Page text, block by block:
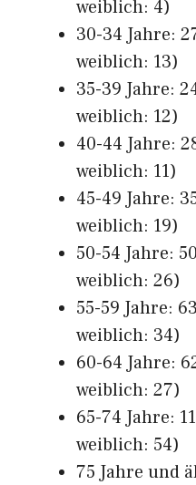
weiblich: 4)
30-34 Jahre:
weiblich: 13)
35-39 Jahre:
weiblich: 12)
40-44 Jahre:
weiblich: 11)
45-49 Jahre:
weiblich: 19)
50-54 Jahre:
weiblich: 26)
55-59 Jahre:
weiblich: 34)
60-64 Jahre:
weiblich: 27)
65-74 Jahre:
weiblich: 54)
75 Jahre und